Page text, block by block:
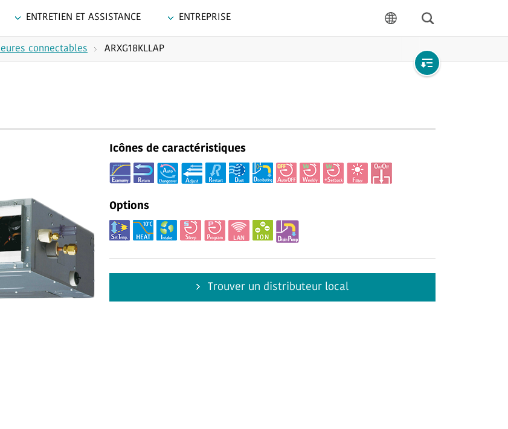
ENTRETIEN ET ASSISTANCE
ENTREPRISE
connectables ARXG18KLLAP
Icônes de caractéristiques
Options
Trouver un distributeur local